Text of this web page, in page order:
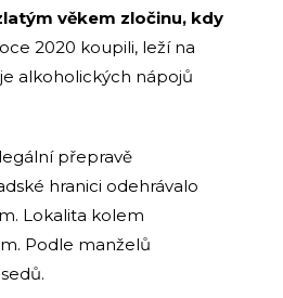
věkem zločinu, kdy
2020 koupili, leží na
alkoholických nápojů
přepravě
hranici odehrávalo
Lokalita kolem
Podle manželů